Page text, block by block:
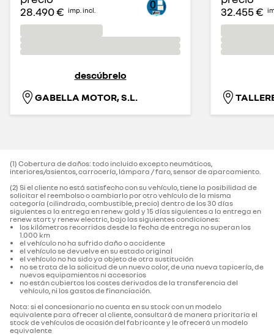
28.490 € imp. incl.
descúbrelo
GABELLA MOTOR, S.L.
32.455 €
(1) Cobertura de daños: todo incluido excepto neumáticos,
interiores/asientos, carrocería, lámpara / faro, sensor de aparcamiento.‌
(2) Si el cliente no está satisfecho con su vehículo, tiene la posibilidad de
solicitar el reembolso o cambiarlo por otro vehículo de la misma
categoría (cilindrada, combustible, precio) dentro de los 30 días
siguientes a la entrega en renew gold y 15 días siguientes a la entrega en
renew start y renew electric, bajo las siguientes condiciones:
los kilómetros recorridos desde la fecha de entrega no superan los
1.000 km
el vehículo no ha sufrido daño o accidente
el vehículo se devuelve en su estado original
el vehículo no ha sido ya objeto de otra sustitución
no se trata de la solicitud de un nuevo color, de una nueva tapicería, de
nuevos equipamientos ni accesorios
no están cubiertos los costes derivados de la transferencia del
vehículo, ni los gastos de financiación.
Nota: si el concesionario no cuenta en su stock con un modelo
equivalente para ofrecer al cliente, consultará de manera prioritaria el
stock de vehículos de ocasión del fabricante y le ofrecerá un modelo
equivalente